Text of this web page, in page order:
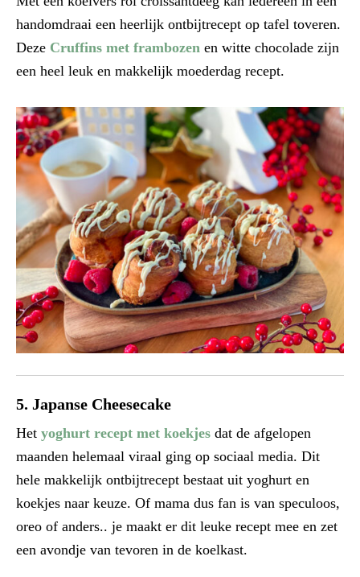
handomdraai een heerlijk ontbijtrecept op tafel toveren.
Deze Cruffins met frambozen en witte chocolade zijn
een heel leuk en makkelijk moederdag recept.
5. Japanse Cheesecake
Het yoghurt recept met koekjes dat de afgelopen
maanden helemaal viraal ging op sociaal media. Dit
hele makkelijk ontbijtrecept bestaat uit yoghurt en
koekjes naar keuze. Of mama dus fan is van speculoos,
oreo of anders.. je maakt er dit leuke recept mee en zet
een avondje van tevoren in de koelkast.